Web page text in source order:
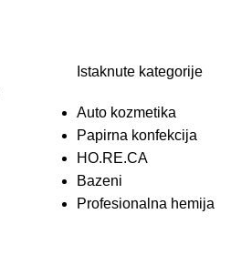
Istaknute kategorije
Auto kozmetika
Papirna konfekcija
HO.RE.CA
Bazeni
Profesionalna hemija